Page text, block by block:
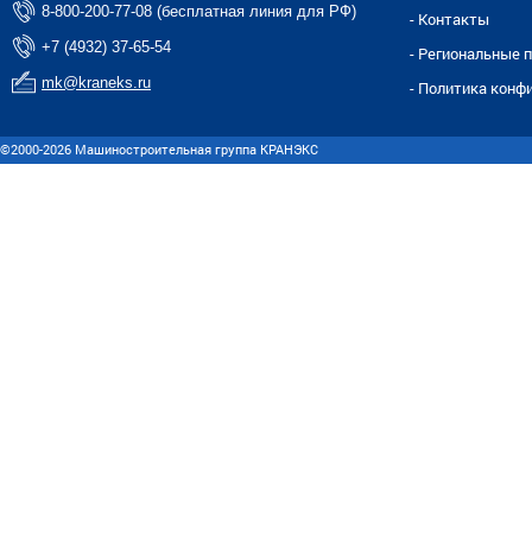
8-800-200-77-08 (бесплатная линия для РФ)
+7 (4932) 37-65-54
mk@kraneks.ru
- Контакты
- Региональные
- Политика
©2000-2026 Машиностроительная группа КРАНЭКС